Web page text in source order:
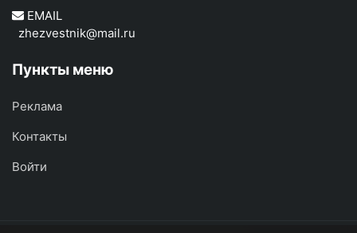
EMAIL
zhezvestnik@mail.ru
Пункты меню
Реклама
Контакты
Войти